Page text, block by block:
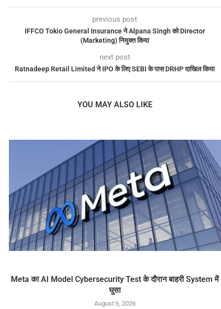
previous post
IFFCO Tokio General Insurance ने Alpana Singh को Director
(Marketing) नियुक्त किया
next post
Ratnadeep Retail Limited ने IPO के लिए SEBI के पास DRHP दाखिल किया
YOU MAY ALSO LIKE
Meta का AI Model Cybersecurity Test के दौरान बाहरी System में
घुसा
August 6, 2026